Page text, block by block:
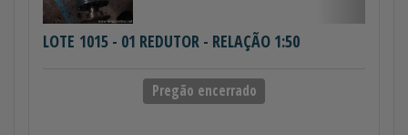
LOTE 1015 - 01 REDUTOR - RELAÇÃO 1:50
Pregão encerrado